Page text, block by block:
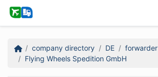
company directory DE
forwarder
Flying Wheels Spedition GmbH